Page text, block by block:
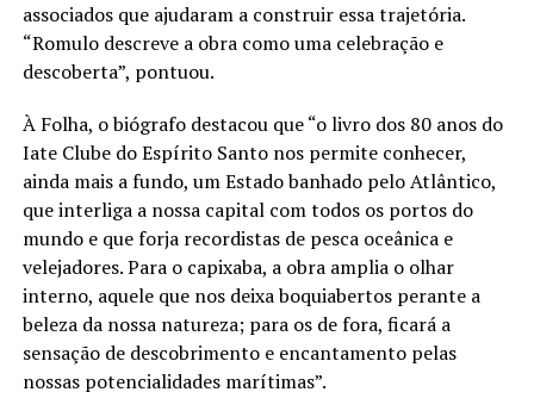
associados que ajudaram a construir essa trajetória.
“Romulo descreve a obra como uma celebração e
descoberta”, pontuou.
À Folha, o biógrafo destacou que “o livro dos 80 anos do
Iate Clube do Espírito Santo nos permite conhecer,
ainda mais a fundo, um Estado banhado pelo Atlântico,
que interliga a nossa capital com todos os portos do
mundo e que forja recordistas de pesca oceânica e
velejadores. Para o capixaba, a obra amplia o olhar
interno, aquele que nos deixa boquiabertos perante a
beleza da nossa natureza; para os de fora, ficará a
sensação de descobrimento e encantamento pelas
nossas potencialidades marítimas”.